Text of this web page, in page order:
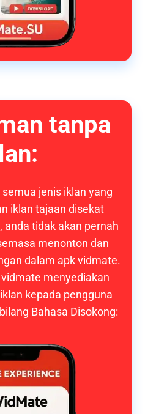
tanpa
jenis iklan yang
iklan tajaan disekat
anda tidak akan pernah
menonton dan
dalam apk vidmate.
menyediakan
kepada pengguna
Bahasa Disokong: